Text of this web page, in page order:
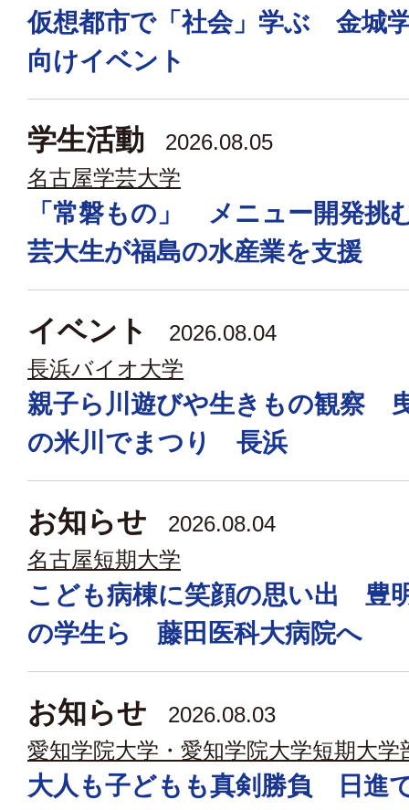
仮想都市で「社会」学ぶ 金城
向けイベント
学生活動
2026.08.05
名古屋学芸大学
「常磐もの」 メニュー開発
芸大生が福島の水産業を支援
イベント
2026.08.04
長浜バイオ大学
親子ら川遊びや生きもの観察
の米川でまつり 長浜
お知らせ
2026.08.04
名古屋短期大学
こども病棟に笑顔の思い出 豊
の学生ら 藤田医科大病院へ
お知らせ
2026.08.03
愛知学院大学・愛知学院大学短期大学
大人も子どもも真剣勝負 日進